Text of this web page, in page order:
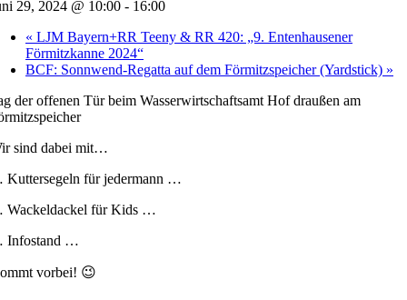
29, 2024 @ 10:00 - 16:00
« LJM Bayern+RR Teeny & RR 420: „9. Entenhausener
Förmitzkanne 2024“
BCF: Sonnwend-Regatta auf dem Förmitzspeicher (Yardstick) »
der offenen Tür beim Wasserwirtschaftsamt Hof draußen am
sind dabei mit…
für jedermann …
für Kids …
…
vorbei! 😉